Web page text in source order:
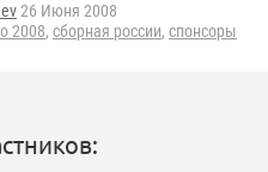
26 Июня 2008
2008, сборная россии, спонсоры